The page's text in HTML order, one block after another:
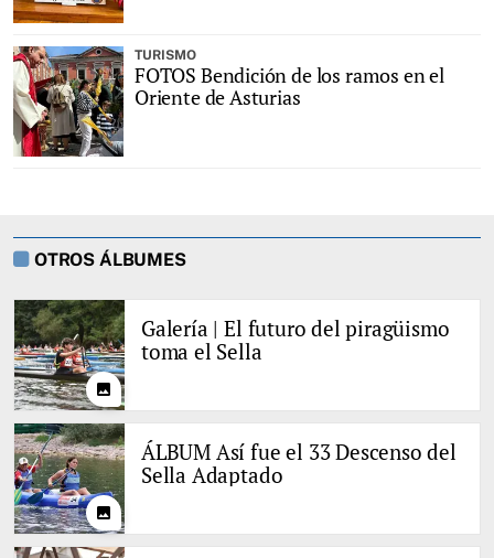
TURISMO
FOTOS Bendición de los ramos en el
Oriente de Asturias
OTROS ÁLBUMES
photo
Galería | El futuro del piragüismo
toma el Sella
photo
ÁLBUM Así fue el 33 Descenso del
Sella Adaptado